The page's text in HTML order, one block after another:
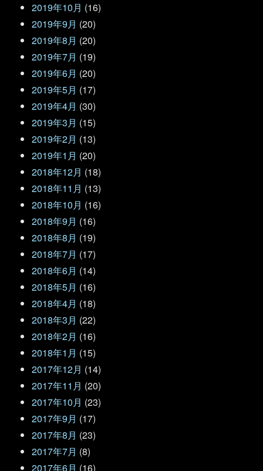
2019年10月 (16)
2019年9月 (20)
2019年8月 (20)
2019年7月 (19)
2019年6月 (20)
2019年5月 (17)
2019年4月 (30)
2019年3月 (15)
2019年2月 (13)
2019年1月 (20)
2018年12月 (18)
2018年11月 (13)
2018年10月 (16)
2018年9月 (16)
2018年8月 (19)
2018年7月 (17)
2018年6月 (14)
2018年5月 (16)
2018年4月 (18)
2018年3月 (22)
2018年2月 (16)
2018年1月 (15)
2017年12月 (14)
2017年11月 (20)
2017年10月 (23)
2017年9月 (17)
2017年8月 (23)
2017年7月 (8)
2017年6月 (16)